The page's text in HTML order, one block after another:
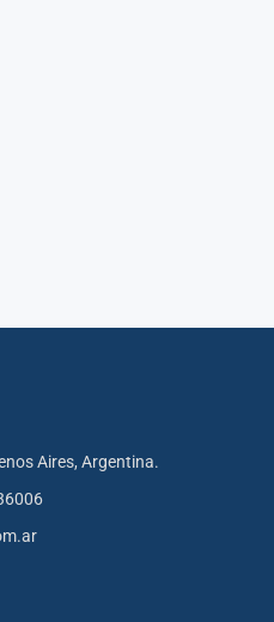
Aires, Argentina.